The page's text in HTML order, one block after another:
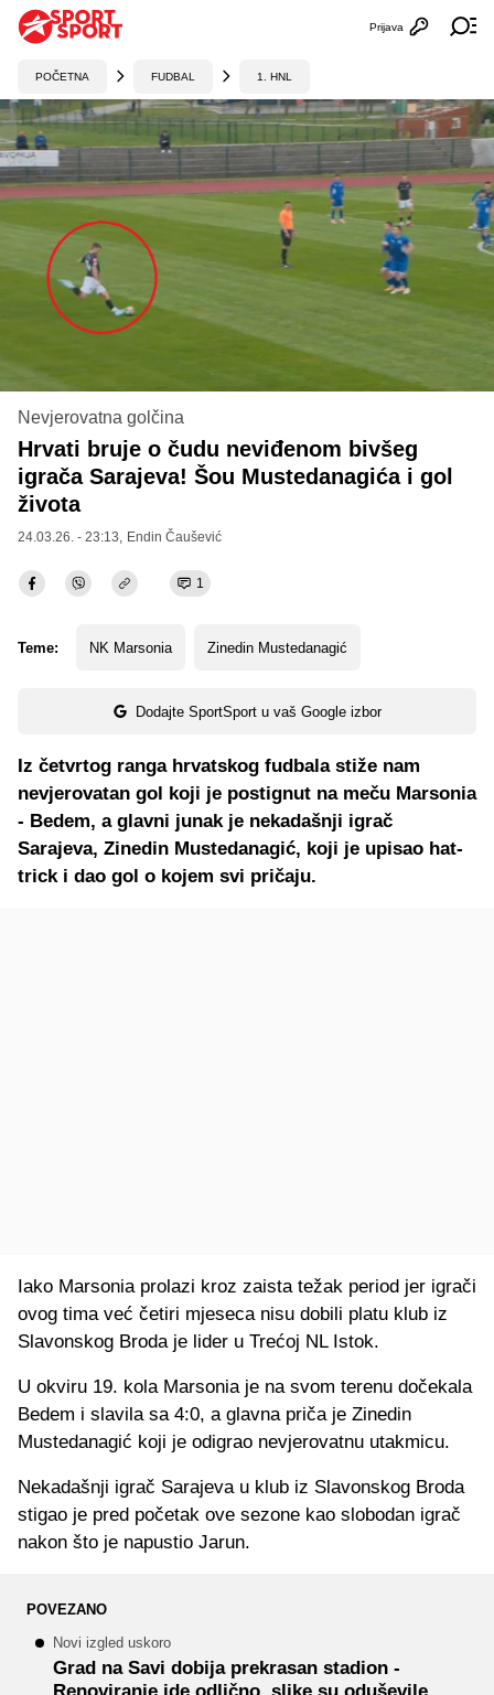
Otvori
Prijava
POČETNA FUDBAL 1. HNL
Nevjerovatna golčina
Hrvati bruje o čudu neviđenom bivšeg
igrača Sarajeva! Šou Mustedanagića i gol
života
24.03.26. - 23:13, Endin Čaušević
1
Teme: NK Marsonia Zinedin Mustedanagić
Dodajte SportSport u vaš Google izbor
Iz četvrtog ranga hrvatskog fudbala stiže nam
nevjerovatan gol koji je postignut na meču Marsonia
- Bedem, a glavni junak je nekadašnji igrač
Sarajeva, Zinedin Mustedanagić, koji je upisao hat-
trick i dao gol o kojem svi pričaju.
Iako Marsonia prolazi kroz zaista težak period jer igrači
ovog tima već četiri mjeseca nisu dobili platu klub iz
Slavonskog Broda je lider u Trećoj NL Istok.
U okviru 19. kola Marsonia je na svom terenu dočekala
Bedem i slavila sa 4:0, a glavna priča je Zinedin
Mustedanagić koji je odigrao nevjerovatnu utakmicu.
Nekadašnji igrač Sarajeva u klub iz Slavonskog Broda
stigao je pred početak ove sezone kao slobodan igrač
nakon što je napustio Jarun.
POVEZANO
Novi izgled uskoro
Grad na Savi dobija prekrasan stadion -